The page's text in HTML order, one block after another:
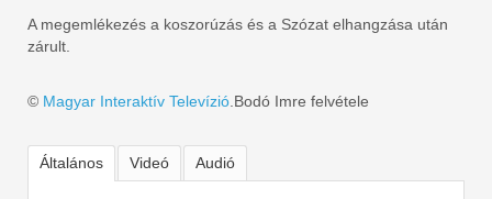
A megemlékezés a koszorúzás és a Szózat elhangzása után
zárult.
© Magyar Interaktív Televízió .Bodó Imre felvétele
Általános Videó Audió